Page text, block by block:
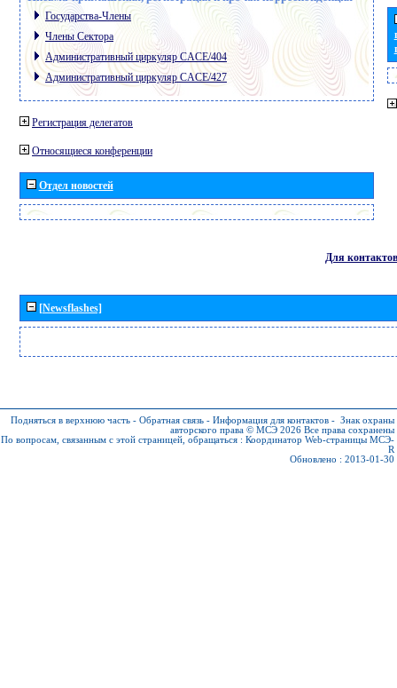
Государства-Члены
Члены Сектора
Административный циркуляр CACE/404
Административный циркуляр CACE/427
Регистрация делегатов
Относящиеся конференции
Отдел новостей
Для контактов
[Newsflashes]
Подняться в верхнюю часть - Обратная связь - Информация для контактов - Знак охраны
авторского права © МСЭ 2026 Все права сохранены
По вопросам, связанным с этой страницей, обращаться : Координатор Web-страницы МСЭ-
R
Обновлено : 2013-01-30